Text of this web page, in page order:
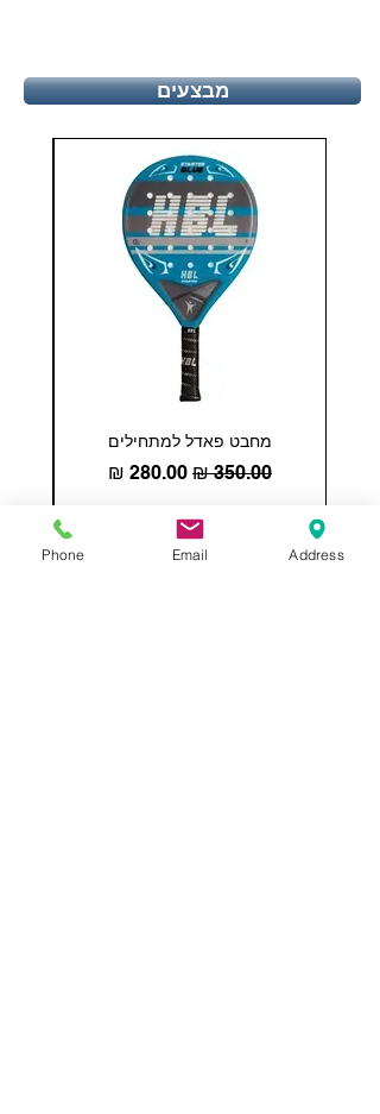
מבצעים
מחבט פאדל למתחילים
מחיר רגיל מחיר מבצע
הוספה לסל Phone Email Address